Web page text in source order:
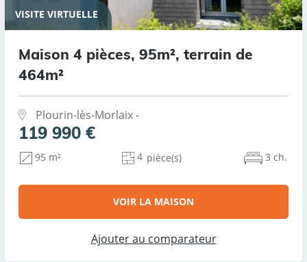
VISITE VIRTUELLE
Maison 4 pièces, 95m², terrain de
464m²
Plourin-lès-Morlaix -
119 990 €
95 m² 4 pièce(s) 3 ch.
VOIR LA MAISON
Ajouter au comparateur